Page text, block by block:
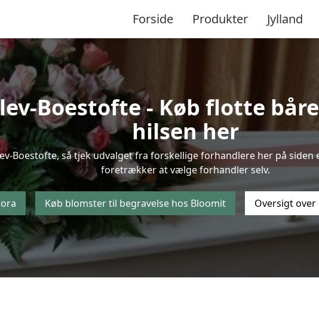
Forside Produkter Jylland
Boestofte - Køb flotte
hilsen her
Boestofte, så tjek udvalget fra forskellige forhandlere her på
foretrækker at vælge forhandler selv.
Køb blomster til begravelse hos Bloomit Oversigt